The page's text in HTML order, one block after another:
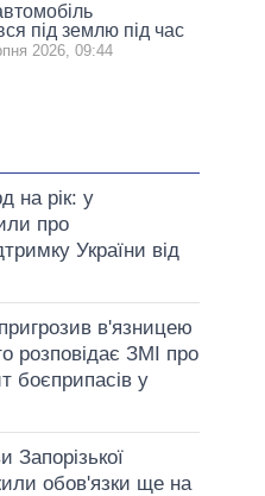
під землю під час
2026, 09:44
на рік: у
про
України від
в'язницею
розповідає ЗМІ про
боєприпасів у
Запорізької
обов'язки ще на